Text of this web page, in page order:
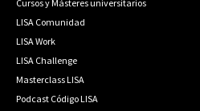
Cursos y Másteres universitarios
LISA Comunidad
LISA Work
LISA Challenge
Masterclass LISA
Podcast Código LISA